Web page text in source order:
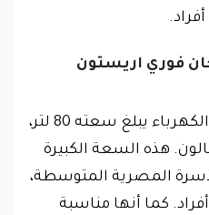
فوري اريستون
هو من افضل سخانات الكهرباء يبلغ سعته 80 لتر،
يعادل حوالي 200 جالون. هذه السعة الكبيرة
المصرية المتوسطة،
والتي تتكون من 4 إلى 6 أفراد. كما أنها مناسبة